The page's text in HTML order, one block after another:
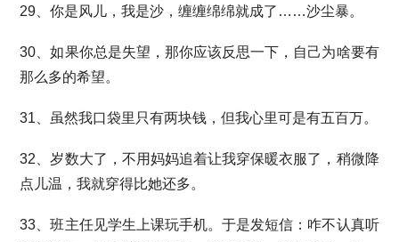
29、你是风儿，我是沙，缠缠绵绵就成了……沙尘暴。
30、如果你总是失望，那你应该反思一下，自己为啥要有
那么多的希望。
31、虽然我口袋里只有两块钱，但我心里可是有五百万。
32、岁数大了，不用妈妈追着让我穿保暖衣服了，稍微降
点儿温，我就穿得比她还多。
33、班主任见学生上课玩手机。于是发短信：咋不认真听